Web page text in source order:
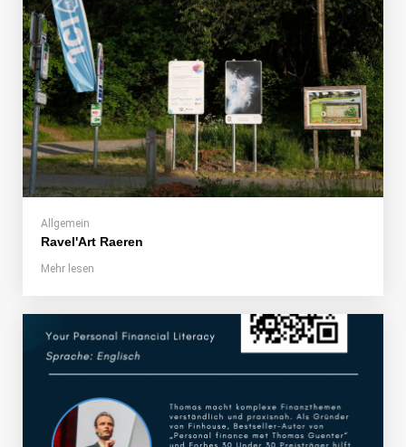
Allgemein
Ravel'Art Raeren
Mehr lesen